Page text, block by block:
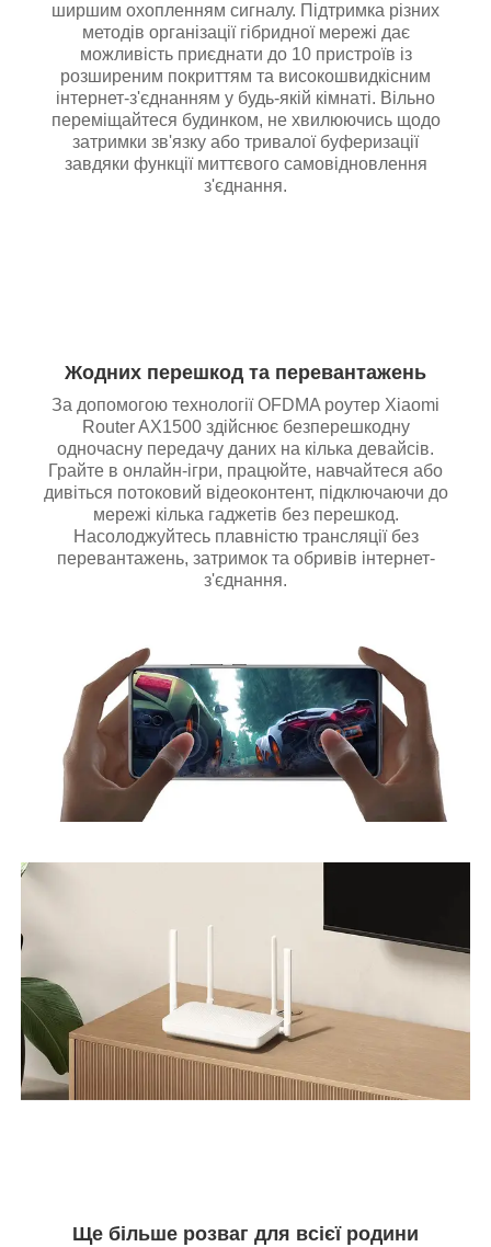
ширшим охопленням сигналу. Підтримка різних
методів організації гібридної мережі дає
можливість приєднати до 10 пристроїв із
розширеним покриттям та високошвидкісним
інтернет-з'єднанням у будь-якій кімнаті. Вільно
переміщайтеся будинком, не хвилюючись щодо
затримки зв'язку або тривалої буферизації
завдяки функції миттєвого самовідновлення
з'єднання.
Жодних перешкод та перевантажень
За допомогою технології OFDMA роутер Xiaomi
Router AX1500 здійснює безперешкодну
одночасну передачу даних на кілька девайсів.
Грайте в онлайн-ігри, працюйте, навчайтеся або
дивіться потоковий відеоконтент, підключаючи до
мережі кілька гаджетів без перешкод.
Насолоджуйтесь плавністю трансляції без
перевантажень, затримок та обривів інтернет-
з'єднання.
Ще більше розваг для всієї родини